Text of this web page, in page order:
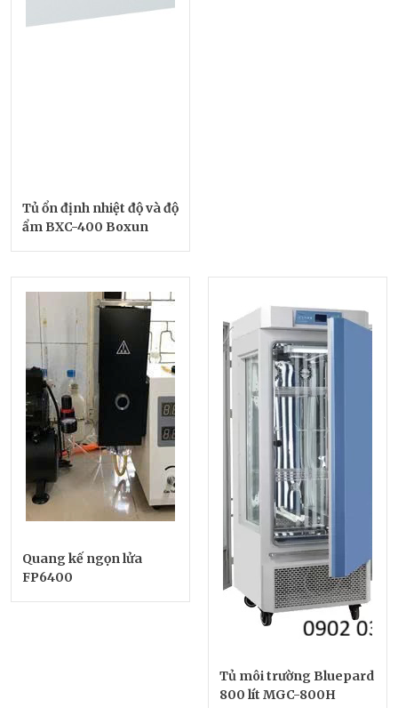
Tủ ổn định nhiệt độ và độ
ẩm BXC-400 Boxun
Quang kế ngọn lửa
FP6400
Tủ môi trường Bluepard
800 lít MGC-800H